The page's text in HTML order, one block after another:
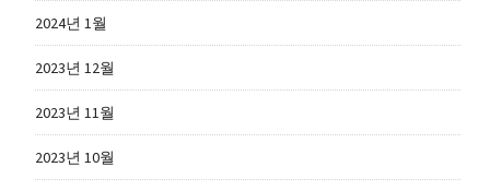
2024년 1월
2023년 12월
2023년 11월
2023년 10월